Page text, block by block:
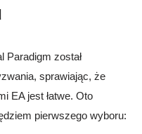
Paradigm został
sprawiając, że
EA jest łatwe. Oto
pierwszego wyboru: